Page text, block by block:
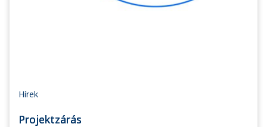
Hírek
Projektzárás